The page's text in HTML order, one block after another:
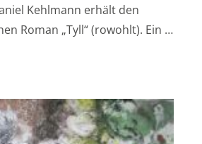
Kehlmann erhält den
Roman „Tyll“ (rowohlt). Ein …
Preisträgerin“